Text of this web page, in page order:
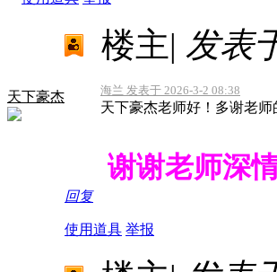
天下豪杰
楼主| 发表
海兰 发表于 2026-3-2 08:38
天下豪杰老师好！多谢老
谢谢老师深情
回复
使用道具 举报